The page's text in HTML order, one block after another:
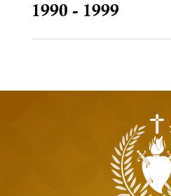
1990 - 1999